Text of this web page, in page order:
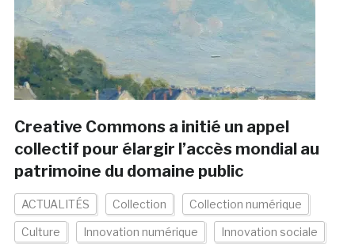
Creative Commons a initié un appel
collectif pour élargir l’accès mondial au
patrimoine du domaine public
ACTUALITÉS Collection Collection numérique
Culture Innovation numérique Innovation sociale